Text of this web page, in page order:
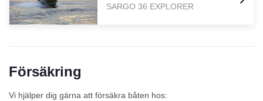
SARGO 36 EXPLORER
Försäkring
Vi hjälper dig gärna att försäkra båten hos: